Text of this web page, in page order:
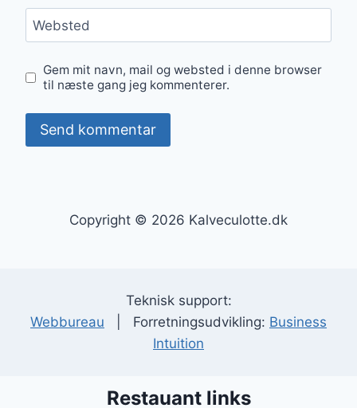
Websted
Gem mit navn, mail og websted i denne browser
til næste gang jeg kommenterer.
Copyright © 2026 Kalveculotte.dk
Teknisk support:
Webbureau | Forretningsudvikling: Business
Intuition
Restauant links